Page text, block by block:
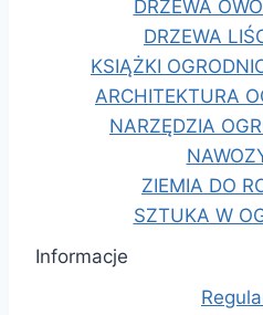
DRZEWA
DRZEWA
KSIĄŻKI
ARCHITEKTURA
NARZĘDZIA
ZIEMIA DO
SZTUKA W
Informacje